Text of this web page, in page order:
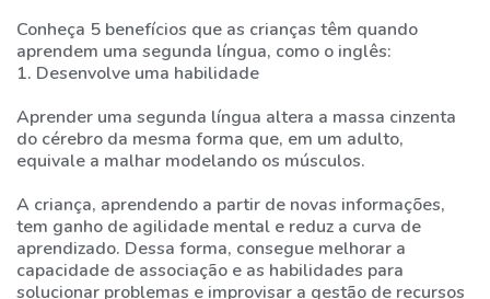
Conheça 5 benefícios que as crianças têm quando
aprendem uma segunda língua, como o inglês:
1. Desenvolve uma habilidade
Aprender uma segunda língua altera a massa cinzenta
do cérebro da mesma forma que, em um adulto,
equivale a malhar modelando os músculos.
A criança, aprendendo a partir de novas informações,
tem ganho de agilidade mental e reduz a curva de
aprendizado. Dessa forma, consegue melhorar a
capacidade de associação e as habilidades para
solucionar problemas e improvisar a gestão de recursos